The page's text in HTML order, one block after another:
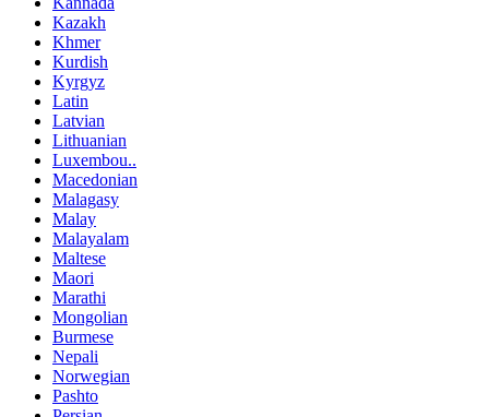
Kazakh
Khmer
Kurdish
Kyrgyz
Latin
Latvian
Lithuanian
Luxembou..
Macedonian
Malagasy
Malay
Malayalam
Maltese
Maori
Marathi
Mongolian
Burmese
Nepali
Norwegian
Pashto